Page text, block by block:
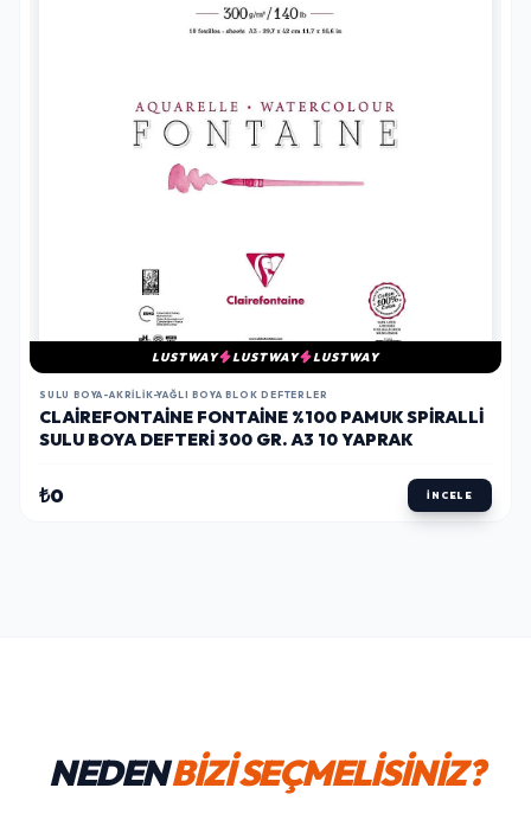
LUSTWAY LUSTWAY LUSTWAY
SULU BOYA-AKRILIK-YAĞLI BOYA BLOK DEFTERLER
CLAIREFONTAINE FONTAINE %100 PAMUK SPIRALLI
SULU BOYA DEFTERI 300 GR. A3 10 YAPRAK
₺0 İNCELE
NEDENBİZİ SEÇMELİSİNİZ?